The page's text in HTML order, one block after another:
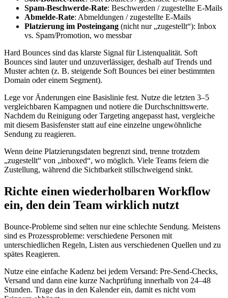
Spam‑Beschwerde‑Rate: Beschwerden / zugestellte E‑Mails
Abmelde‑Rate: Abmeldungen / zugestellte E‑Mails
Platzierung im Posteingang (nicht nur „zugestellt“): Inbox
vs. Spam/Promotion, wo messbar
Hard Bounces sind das klarste Signal für Listenqualität. Soft
Bounces sind lauter und unzuverlässiger, deshalb auf Trends und
Muster achten (z. B. steigende Soft Bounces bei einer bestimmten
Domain oder einem Segment).
Lege vor Änderungen eine Basislinie fest. Nutze die letzten 3–5
vergleichbaren Kampagnen und notiere die Durchschnittswerte.
Nachdem du Reinigung oder Targeting angepasst hast, vergleiche
mit diesem Basisfenster statt auf eine einzelne ungewöhnliche
Sendung zu reagieren.
Wenn deine Platzierungsdaten begrenzt sind, trenne trotzdem
„zugestellt“ von „inboxed“, wo möglich. Viele Teams feiern die
Zustellung, während die Sichtbarkeit stillschweigend sinkt.
Richte einen wiederholbaren Workflow
ein, den dein Team wirklich nutzt
Bounce‑Probleme sind selten nur eine schlechte Sendung. Meistens
sind es Prozessprobleme: verschiedene Personen mit
unterschiedlichen Regeln, Listen aus verschiedenen Quellen und zu
spätes Reagieren.
Nutze eine einfache Kadenz bei jedem Versand: Pre‑Send‑Checks,
Versand und dann eine kurze Nachprüfung innerhalb von 24–48
Stunden. Trage das in den Kalender ein, damit es nicht vom